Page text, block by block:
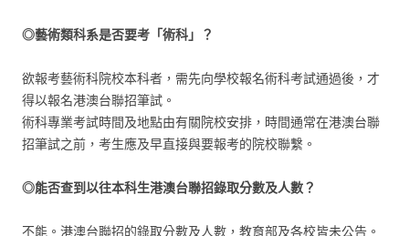
◎藝術類科系是否要考「術科」？
欲報考藝術科院校本科者，需先向學校報名術科考試通過後，才
得以報名港澳台聯招筆試。
術科專業考試時間及地點由有關院校安排，時間通常在港澳台聯
招筆試之前，考生應及早直接與要報考的院校聯繫。
◎能否查到以往本科生港澳台聯招錄取分數及人數？
不能。港澳台聯招的錄取分數及人數，教育部及各校皆未公告。